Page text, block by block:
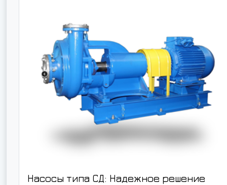
Насосы типа СД: Надежное решение